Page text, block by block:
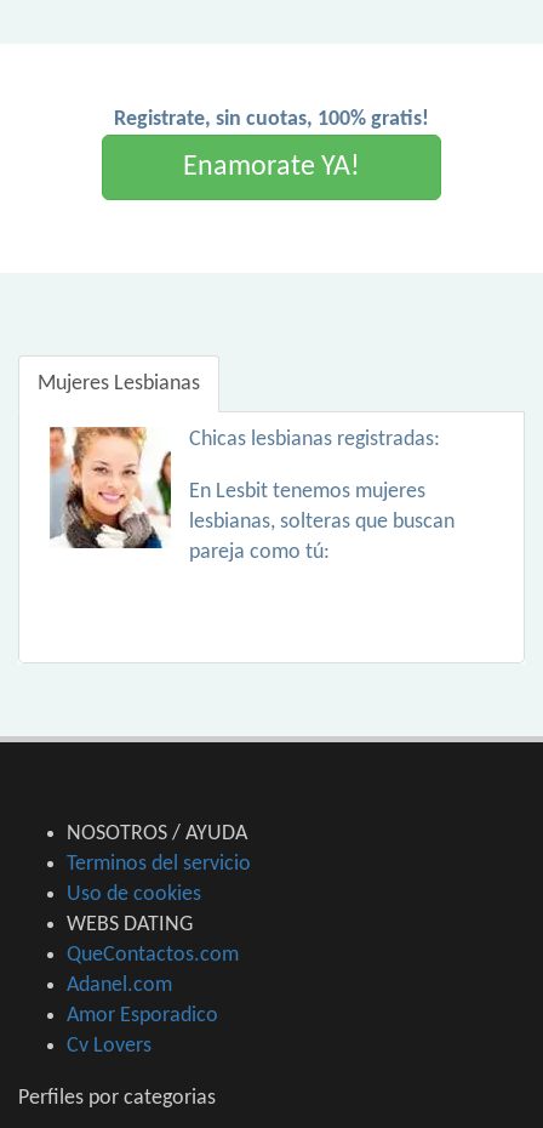
Registrate, sin cuotas, 100% gratis!
Enamorate YA!
Mujeres Lesbianas
Chicas lesbianas registradas:
En Lesbit tenemos mujeres
lesbianas, solteras que buscan
pareja como tú:
NOSOTROS / AYUDA
Terminos del servicio
Uso de cookies
WEBS DATING
QueContactos.com
Adanel.com
Amor Esporadico
Cv Lovers
Perfiles por categorias